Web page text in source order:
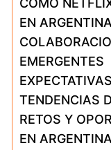
CÓMO
EN ARGENTINA
EMERGENTES
TENDENCIAS
RETOS Y
EN ARGENTINA